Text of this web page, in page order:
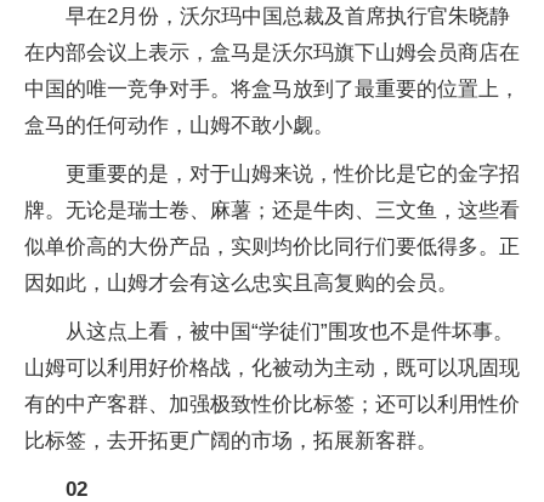
早在2月份，沃尔玛中国总裁及首席执行官朱晓静
在内部会议上表示，盒马是沃尔玛旗下山姆会员商店在
中国的唯一竞争对手。将盒马放到了最重要的位置上，
盒马的任何动作，山姆不敢小觑。
更重要的是，对于山姆来说，性价比是它的金字招
牌。无论是瑞士卷、麻薯；还是牛肉、三文鱼，这些看
似单价高的大份产品，实则均价比同行们要低得多。正
因如此，山姆才会有这么忠实且高复购的会员。
从这点上看，被中国“学徒们”围攻也不是件坏事。
山姆可以利用好价格战，化被动为主动，既可以巩固现
有的中产客群、加强极致性价比标签；还可以利用性价
比标签，去开拓更广阔的市场，拓展新客群。
02